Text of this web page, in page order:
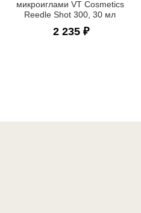
микроиглами VT Cosmetics
Reedle Shot 300, 30 мл
2 235 ₽